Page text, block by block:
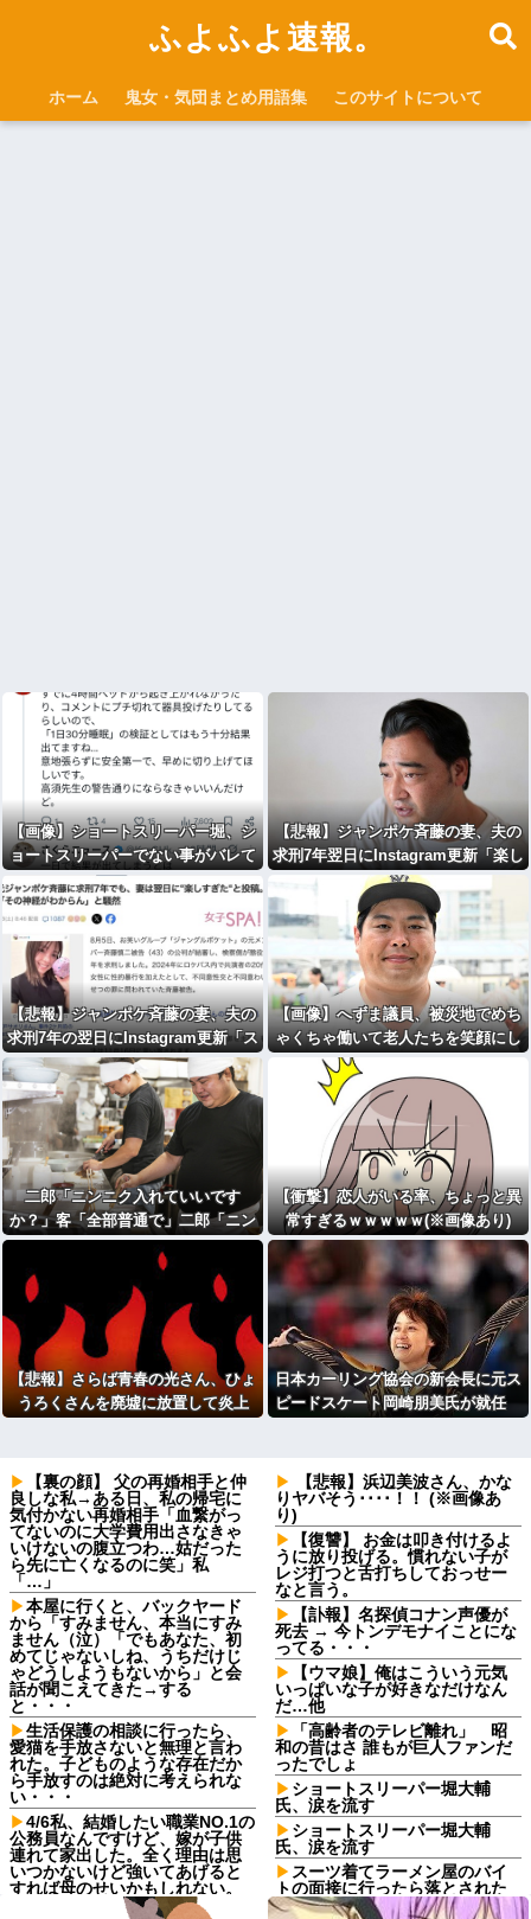
ふよふよ速報。
ホーム 鬼女・気団まとめ用語集 このサイトについて
【画像】ショートスリーパー堀、シ
ョートスリーパーでない事がバレて
しまう・・・
【悲報】ジャンポケ斉藤の妻、夫の
求刑7年翌日にInstagram更新「楽し
すぎた」←これｗ
【悲報】ジャンポケ斉藤の妻、夫の
求刑7年の翌日にInstagram更新「ス
パイダーマン楽しすぎた！」
【画像】へずま議員、被災地でめち
ゃくちゃ働いて老人たちを笑顔にし
てしまうww
二郎「ニンニク入れていいです
か？」客「全部普通で」二郎「ニン
ニク入れちゃってもいいですか？」
⇒！！！
【衝撃】恋人がいる率、ちょっと異
常すぎるｗｗｗｗｗ(※画像あり)
【悲報】さらば青春の光さん、ひょ
うろくさんを廃墟に放置して炎上
日本カーリング協会の新会長に元ス
ピードスケート岡崎朋美氏が就任
【裏の顔】 父の再婚相手と仲
良しな私→ある日、私の帰宅に
気付かない再婚相手「血繋がっ
てないのに大学費用出さなきゃ
いけないの腹立つわ…姑だった
ら先に亡くなるのに笑」私
「…」
本屋に行くと、バックヤード
から「すみません、本当にすみ
ません（泣）「でもあなた、初
めてじゃないしね、うちだけじ
ゃどうしようもないから」と会
話が聞こえてきた→する
と・・・
生活保護の相談に行ったら、
愛猫を手放さないと無理と言わ
れた。子どものような存在だか
ら手放すのは絶対に考えられな
い・・・
4/6私、結婚したい職業NO.1の
公務員なんですけど、嫁が子供
連れて家出した。全く理由は思
いつかないけど強いてあげると
すれば母のせいかもしれない。
嫁のせいでアトピー悪化しそう
【悲報】浜辺美波さん、かな
りヤバそう････！！ (※画像あ
り)
【復讐】 お金は叩き付けるよ
うに放り投げる。慣れない子が
レジ打つと舌打ちしておっせー
なと言う。
【訃報】名探偵コナン声優が
死去 → 今トンデモナイことにな
ってる・・・
【ウマ娘】俺はこういう元気
いっぱいな子が好きなだけなん
だ…他
「高齢者のテレビ離れ」 昭
和の昔はさ 誰もが巨人ファンだ
ったでしょ
ショートスリーパー堀大輔
氏、涙を流す
ショートスリーパー堀大輔
氏、涙を流す
スーツ着てラーメン屋のバイ
トの面接に行ったら落とされた
ｗ